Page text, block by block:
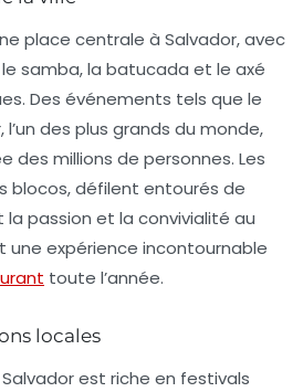
place centrale à Salvador, avec
samba, la batucada et le axé
Des événements tels que le
, l’un des plus grands du monde,
des millions de personnes. Les
blocos, défilent entourés de
passion et la convivialité au
une expérience incontournable
toute l’année.
locales
est riche en festivals